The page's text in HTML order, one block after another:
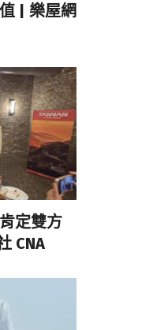
| 樂屋網
定雙方
CNA